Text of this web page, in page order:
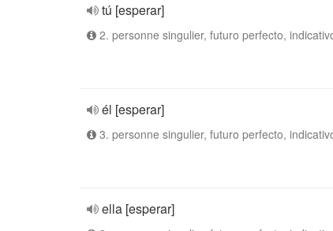
tú [esperar]
2. personne singulier, futuro perfecto,
él [esperar]
3. personne singulier, futuro perfecto,
ella [esperar]